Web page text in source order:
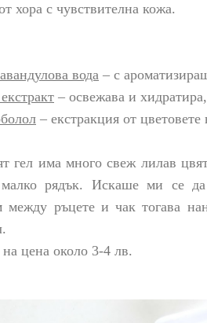
хора с чувствителна кожа.
вода – с
– освежава и
– екстракция от
гел има много свеж лилав
рядък. Искаше ми се да
между ръцете и чак тогава
цена около 3-4 лв.